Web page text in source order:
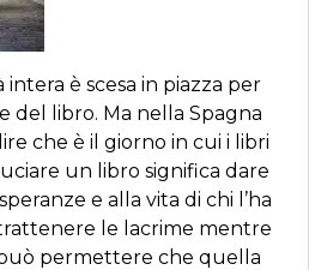
intera è scesa in piazza per
del libro. Ma nella Spagna
che è il giorno in cui i libri
un libro significa dare
e alla vita di chi l’ha
le lacrime mentre
permettere che quella